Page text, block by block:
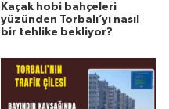
Kaçak hobi bahçeleri
yüzünden Torbalı’yı nasıl
bir tehlike bekliyor?